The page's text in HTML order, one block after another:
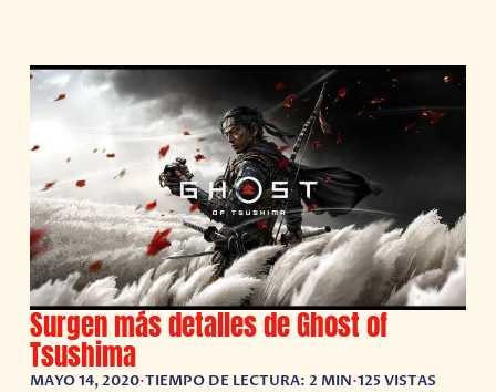
Surgen más detalles de Ghost of
Tsushima
MAYO 14, 2020•TIEMPO DE LECTURA: 2 MIN•125 VISTAS